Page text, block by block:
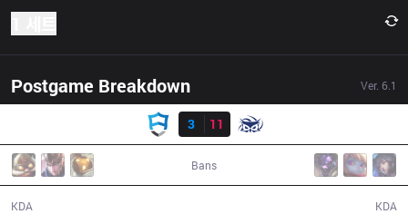
Postgame Breakdown Ver. 6.1
3
11
Bans
KDA KDA